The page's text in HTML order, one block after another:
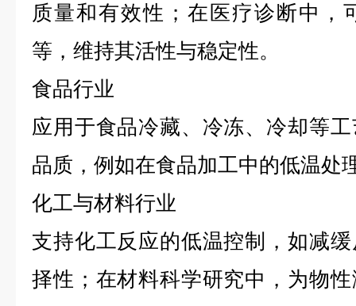
质量和有效性；在医疗诊断中，
等，维持其活性与稳定性。
食品行业
应用于食品冷藏、冷冻、冷却等
品质，例如在食品加工中的低温处
化工与材料行业
支持化工反应的低温控制，如减
择性；在材料科学研究中，为物